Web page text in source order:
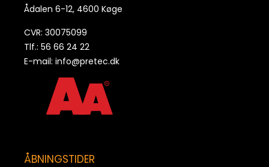
Ådalen 6-12, 4600 Køge
CVR: 30075099
Tlf.: 56 66 24 22
E-mail: info@pretec.dk
ÅBNINGSTIDER